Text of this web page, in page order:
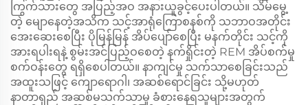
ကြွက်သားတွေ အပြည့်အဝ အနားယူခွင့်ပေးပါတယ်။ သိမ်မွေ့
တဲ့ မျောနေတဲ့အသိက သင့်အာရုံကြောစနစ်ကို သဘာဝအတိုင်း
အေးဆေးစေပြီး ပိုမြန်မြန် အိပ်ပျော်စေပြီး မနက်တိုင်း သင့်ကို
အားရပါးရနဲ့ စွမ်းအင်ပြည့်ဝစေတဲ့ နက်ရှိုင်းတဲ့ REM အိပ်စက်မှု
စက်ဝန်းတွေ ရရှိစေပါတယ်။ နာကျင်မှု သက်သာစေခြင်းသည်
အထူးသဖြင့် ကျောရောဂါ၊ အဆစ်ရောင်ခြင်း သို့မဟုတ်
နာတာရှည် အဆစ်မသက်သာမှု ခံစားနေရသူများအတွက်